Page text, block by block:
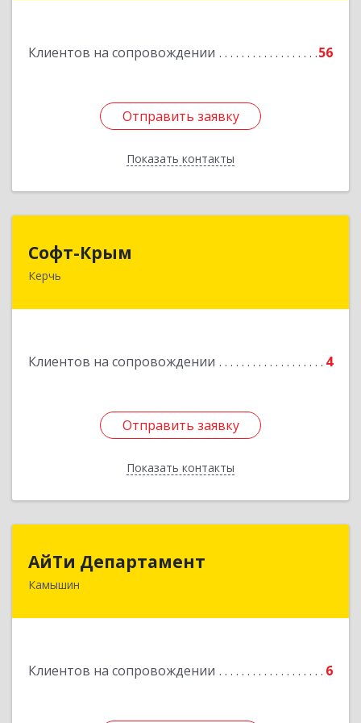
Клиентов на сопровождении 56
Отправить заявку
Показать контакты
Отправить заявку
Назад
Софт-Крым
Керчь
Клиентов на сопровождении 4
Отправить заявку
Показать контакты
Республика Калмыкия, г. Элиста, ул. Губаревича,
Отправить заявку
Назад
АйТи Департамент
Камышин
Клиентов на сопровождении 6